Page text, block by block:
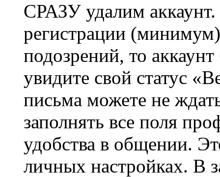
СРАЗУ удалим
регистрации
подозрений, то
увидите свой статус
письма можете не
заполнять все поля
удобства в общении.
личных настройках. В